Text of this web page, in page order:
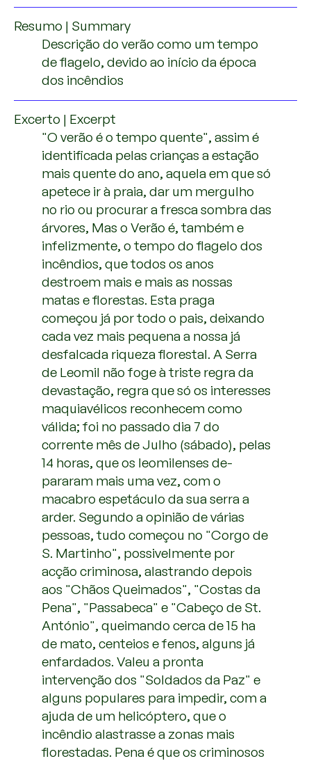
Resumo | Summary
Descrição do verão como um tempo
de flagelo, devido ao início da época
dos incêndios
Excerto | Excerpt
"O verão é o tempo quente", assim é
identificada pelas crianças a estação
mais quente do ano, aquela em que só
apetece ir à praia, dar um mergulho
no rio ou procurar a fresca sombra das
árvores, Mas o Verão é, também e
infelizmente, o tempo do flagelo dos
incêndios, que todos os anos
destroem mais e mais as nossas
matas e florestas. Esta praga
começou já por todo o pais, deixando
cada vez mais pequena a nossa já
desfalcada riqueza florestal. A Serra
de Leomil não foge à triste regra da
devastação, regra que só os interesses
maquiavélicos reconhecem como
válida; foi no passado dia 7 do
corrente mês de Julho (sábado), pelas
14 horas, que os leomilenses de-
pararam mais uma vez, com o
macabro espetáculo da sua serra a
arder. Segundo a opinião de várias
pessoas, tudo começou no "Corgo de
S. Martinho", possivelmente por
acção criminosa, alastrando depois
aos "Chãos Queimados", "Costas da
Pena", "Passabeca" e "Cabeço de St.
António", queimando cerca de 15 ha
de mato, centeios e fenos, alguns já
enfardados. Valeu a pronta
intervenção dos "Soldados da Paz" e
alguns populares para impedir, com a
ajuda de um helicóptero, que o
incêndio alastrasse a zonas mais
florestadas. Pena é que os criminosos